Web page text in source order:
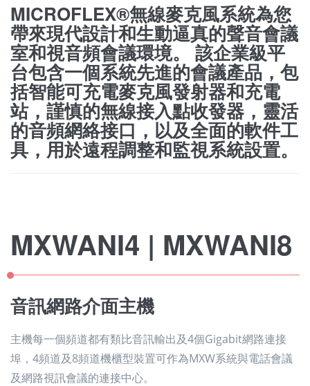
MICROFLEX®無線麥克風系統為您
帶來現代設計和生動逼真的聲音會議
室和視音頻會議環境。 該企業級平
台包含一個系統先進的會議產品，包
括智能可充電麥克風發射器和充電
站，謹慎的無線接入點收發器，靈活
的音頻網絡接口，以及全面的軟件工
具，用於遠程調整和監視系統設置。
MXWANI4 | MXWANI8
音訊網路介面主機
主機每一個頻道都有類比音訊輸出及4個Gigabit網路連接
埠，4頻道及8頻道機櫃型裝置可作為MXW系統與電話會議
及網路視訊會議的連接中心。